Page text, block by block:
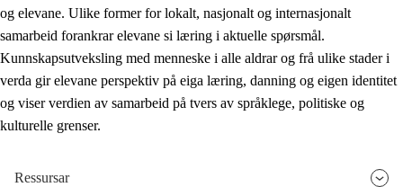
og elevane. Ulike former for lokalt, nasjonalt og internasjonalt
samarbeid forankrar elevane si læring i aktuelle spørsmål.
Kunnskapsutveksling med menneske i alle aldrar og frå ulike stader i
verda gir elevane perspektiv på eiga læring, danning og eigen identitet
og viser verdien av samarbeid på tvers av språklege, politiske og
kulturelle grenser.
Ressursar